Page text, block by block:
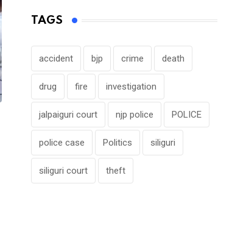
TAGS
accident bjp crime death
drug fire investigation
jalpaiguri court njp police POLICE
police case Politics siliguri
siliguri court theft